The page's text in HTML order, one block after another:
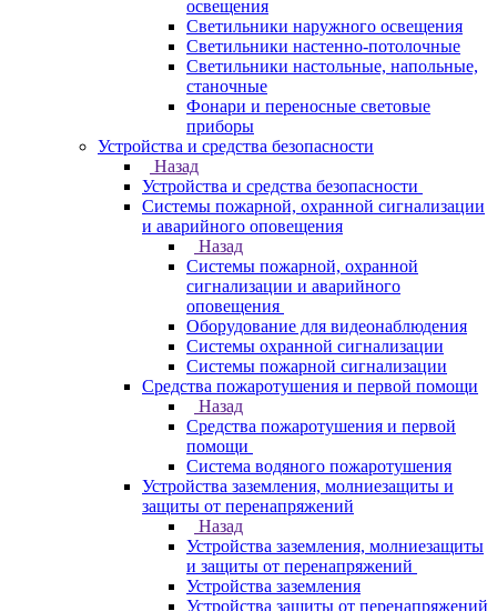
освещения
Светильники наружного освещения
Светильники настенно-потолочные
Светильники настольные, напольные,
станочные
Фонари и переносные световые
приборы
Устройства и средства безопасности
Назад
Устройства и средства безопасности
Системы пожарной, охранной сигнализации
и аварийного оповещения
Назад
Системы пожарной, охранной
сигнализации и аварийного
оповещения
Оборудование для видеонаблюдения
Системы охранной сигнализации
Системы пожарной сигнализации
Средства пожаротушения и первой помощи
Назад
Средства пожаротушения и первой
помощи
Система водяного пожаротушения
Устройства заземления, молниезащиты и
защиты от перенапряжений
Назад
Устройства заземления, молниезащиты
и защиты от перенапряжений
Устройства заземления
Устройства защиты от перенапряжений